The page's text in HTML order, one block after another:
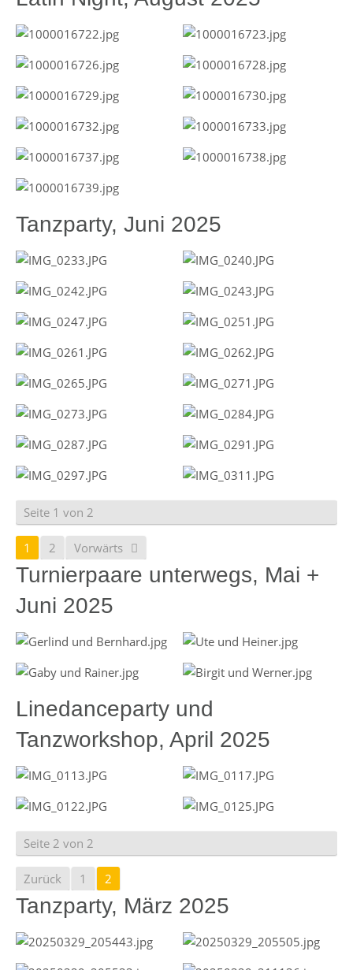
Tanzparty, Juni 2025
Seite 1 von 2
1 2 Vorwärts
Turnierpaare unterwegs, Mai +
Juni 2025
Linedanceparty und
Tanzworkshop, April 2025
Seite 2 von 2
Zurück 1 2
Tanzparty, März 2025